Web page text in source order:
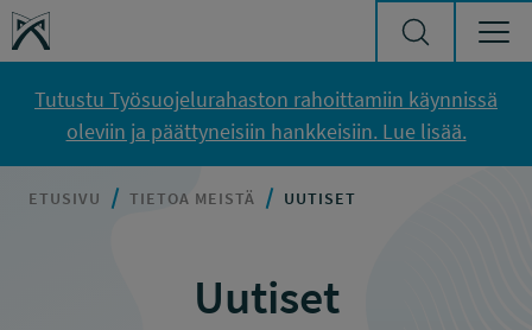
Siirry sisältöön
Työsuojelurahasto
Tutustu Työsuojelurahaston rahoittamiin käynnissä
oleviin ja päättyneisiin hankkeisiin. Lue lisää.
ETUSIVU TIETOA MEISTÄ UUTISET
Uutiset